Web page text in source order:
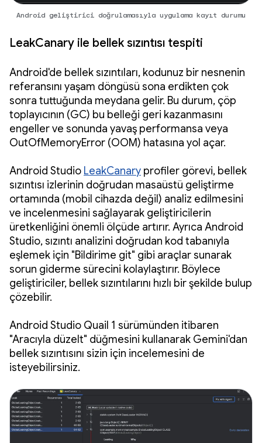
Android geliştirici doğrulamasıyla uygulama kayıt durumu
LeakCanary ile bellek sızıntısı tespiti
Android'de bellek sızıntıları, kodunuz bir nesnenin
referansını yaşam döngüsü sona erdikten çok
sonra tuttuğunda meydana gelir. Bu durum, çöp
toplayıcının (GC) bu belleği geri kazanmasını
engeller ve sonunda yavaş performansa veya
OutOfMemoryError (OOM) hatasına yol açar.
Android Studio LeakCanary profiler görevi, bellek
sızıntısı izlerinin doğrudan masaüstü geliştirme
ortamında (mobil cihazda değil) analiz edilmesini
ve incelenmesini sağlayarak geliştiricilerin
üretkenliğini önemli ölçüde artırır. Ayrıca Android
Studio, sızıntı analizini doğrudan kod tabanıyla
eşlemek için "Bildirime git" gibi araçlar sunarak
sorun giderme sürecini kolaylaştırır. Böylece
geliştiriciler, bellek sızıntılarını hızlı bir şekilde bulup
çözebilir.
Android Studio Quail 1 sürümünden itibaren
"Aracıyla düzelt" düğmesini kullanarak Gemini'dan
bellek sızıntısını sizin için incelemesini de
isteyebilirsiniz.